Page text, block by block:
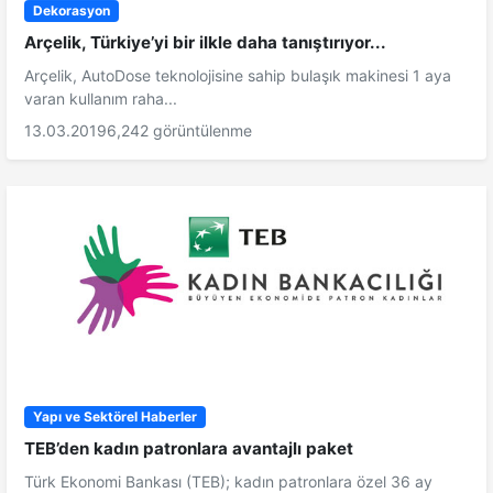
Dekorasyon
Arçelik, Türkiye’yi bir ilkle daha tanıştırıyor...
Arçelik, AutoDose teknolojisine sahip bulaşık makinesi 1 aya
varan kullanım raha...
13.03.20196,242 görüntülenme
Yapı ve Sektörel Haberler
TEB’den kadın patronlara avantajlı paket
Türk Ekonomi Bankası (TEB); kadın patronlara özel 36 ay